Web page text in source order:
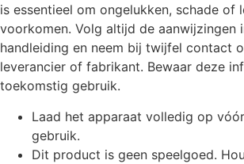
is essentieel om ongelukken, schade of
voorkomen. Volg altijd de aanwijzingen
handleiding en neem bij twijfel contact
leverancier of fabrikant. Bewaar deze
toekomstig gebruik.
Laad het apparaat volledig op
gebruik.
Dit product is geen speelgoed.